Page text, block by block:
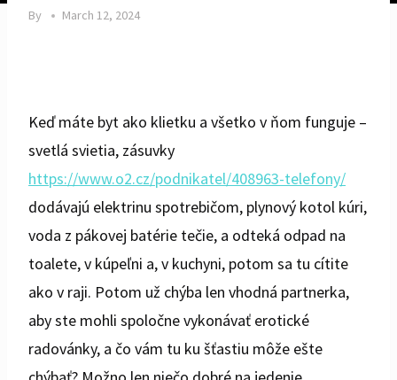
By March 12, 2024
Keď máte byt ako klietku a všetko v ňom funguje –
svetlá svietia, zásuvky
https://www.o2.cz/podnikatel/408963-telefony/
dodávajú elektrinu spotrebičom, plynový kotol kúri,
voda z pákovej batérie tečie, a odteká odpad na
toalete, v kúpeľni a, v kuchyni, potom sa tu cítite
ako v raji. Potom už chýba len vhodná partnerka,
aby ste mohli spoločne vykonávať erotické
radovánky, a čo vám tu ku šťastiu môže ešte